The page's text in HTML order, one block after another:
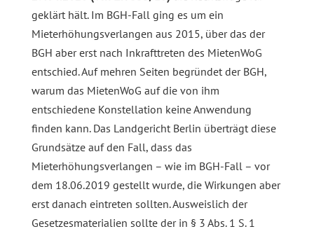
geklärt hält. Im BGH-Fall ging es um ein
Mieterhöhungsverlangen aus 2015, über das der
BGH aber erst nach Inkrafttreten des MietenWoG
entschied. Auf mehren Seiten begründet der BGH,
warum das MietenWoG auf die von ihm
entschiedene Konstellation keine Anwendung
finden kann. Das Landgericht Berlin überträgt diese
Grundsätze auf den Fall, dass das
Mieterhöhungsverlangen – wie im BGH-Fall – vor
dem 18.06.2019 gestellt wurde, die Wirkungen aber
erst danach eintreten sollten. Ausweislich der
Gesetzesmaterialien sollte der in § 3 Abs. 1 S. 1